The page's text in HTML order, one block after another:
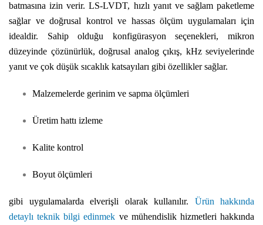
batmasına izin verir.LS-LVDT, hızlı yanıt ve sağlam paketleme
sağlar ve doğrusal kontrol ve hassas ölçüm uygulamaları için
idealdir. Sahip olduğu konfigürasyon seçenekleri, mikron
düzeyinde çözünürlük, doğrusal analog çıkış, kHz seviyelerinde
yanıt ve çok düşük sıcaklık katsayıları gibi özellikler sağlar.
Malzemelerde gerinim ve sapma ölçümleri
Üretim hattı izleme
Kalite kontrol
Boyut ölçümleri
gibi uygulamalarda elverişli olarak kullanılır. Ürün hakkında
detaylı teknik bilgi edinmek ve mühendislik hizmetleri hakkında